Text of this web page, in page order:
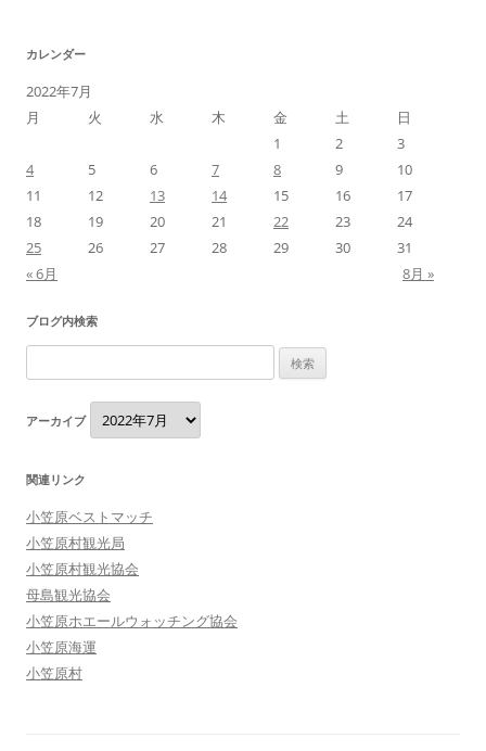
カレンダー
2022年7月
月
火 水 木 金 土
日
1
2
3
4
5 6 7 8 9
10
11
12 13 14 15 16
17
18
19 20 21 22 23
24
25
26 27 28 29 30
31
« 6月
8月 »
ブログ内検索
索:
アーカイブ
ア
ー
カ
関連リンク
小笠原ベストマッチ
小笠原村観光局
小笠原村観光協会
母島観光協会
小笠原ホエールウォッチング協会
小笠原海運
小笠原村